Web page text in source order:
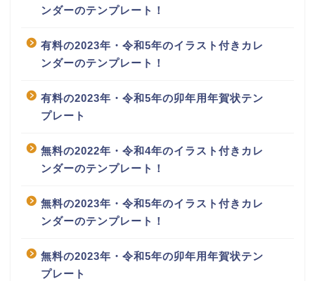
ンダーのテンプレート！
有料の2023年・令和5年のイラスト付きカレ
ンダーのテンプレート！
有料の2023年・令和5年の卯年用年賀状テン
プレート
無料の2022年・令和4年のイラスト付きカレ
ンダーのテンプレート！
無料の2023年・令和5年のイラスト付きカレ
ンダーのテンプレート！
無料の2023年・令和5年の卯年用年賀状テン
プレート